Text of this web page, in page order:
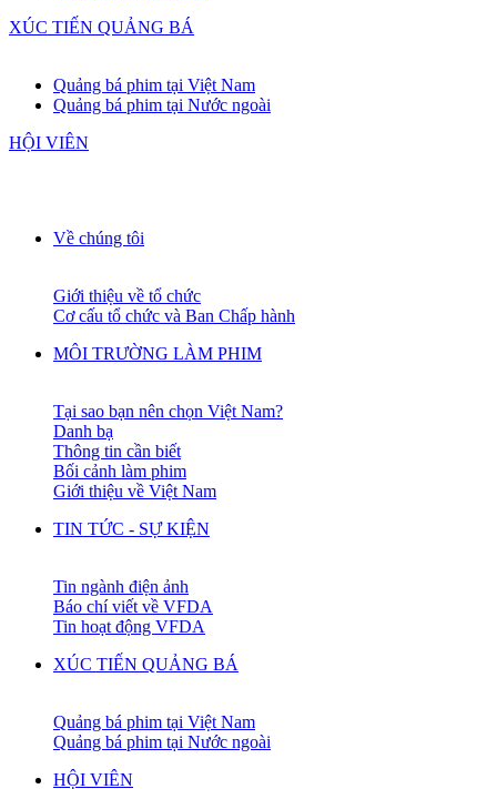
XÚC TIẾN QUẢNG BÁ
Quảng bá phim tại Việt Nam
Quảng bá phim tại Nước ngoài
HỘI VIÊN
Về chúng tôi
Giới thiệu về tổ chức
Cơ cấu tổ chức và Ban Chấp hành
MÔI TRƯỜNG LÀM PHIM
Tại sao bạn nên chọn Việt Nam?
Danh bạ
Thông tin cần biết
Bối cảnh làm phim
Giới thiệu về Việt Nam
TIN TỨC - SỰ KIỆN
Tin ngành điện ảnh
Báo chí viết về VFDA
Tin hoạt động VFDA
XÚC TIẾN QUẢNG BÁ
Quảng bá phim tại Việt Nam
Quảng bá phim tại Nước ngoài
HỘI VIÊN